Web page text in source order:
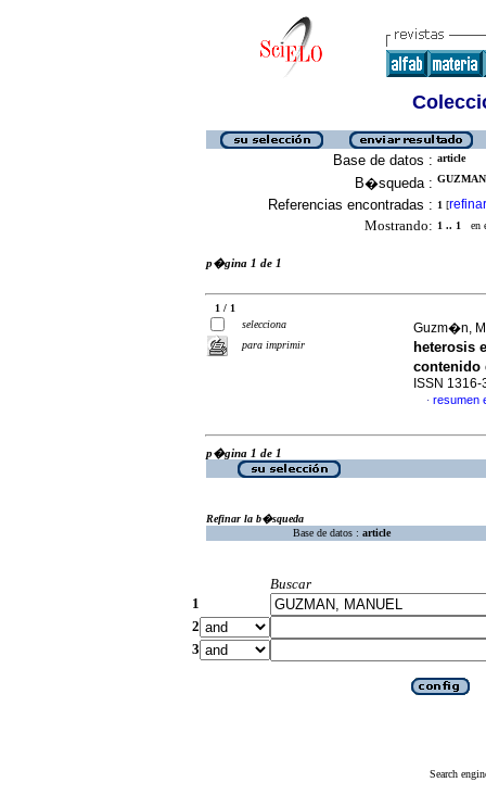
Base de datos : article
B�squeda :
Referencias encontradas : 1 [refinar
Mostrando: 1 .. 1 en
p�gina 1 de 1
1 / 1
selecciona
para imprimir
Guzm�n,
heterosis
contenido
ISSN 1316-
· resumen
p�gina 1 de 1
Refinar la b�squeda
Base de datos : article
Buscar
1
2
3
Search